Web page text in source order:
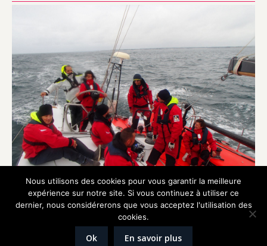
Réalisation Graphik'up
Nous utilisons des cookies pour vous garantir la meilleure
expérience sur notre site. Si vous continuez à utiliser ce
dernier, nous considérerons que vous acceptez l'utilisation des
cookies.
Ok En savoir plus